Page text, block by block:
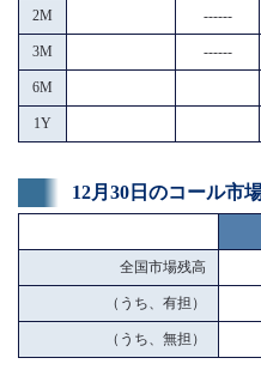
2M ------
3M ------
6M
1Y
12月30日のコール市
全国市場残高
（うち、有担）
（うち、無担）